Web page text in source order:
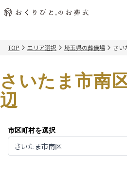
初めての方へ 納
葬儀の流れ
会社を知る
関東エリア
東京都
北海道エリア
ご葬儀事例 お
よくある質問
葬儀の知識 供
TOP エリア選択 埼玉県の葬儀場 さい
さいたま市南
辺
市区町村を選択
さいたま市南区